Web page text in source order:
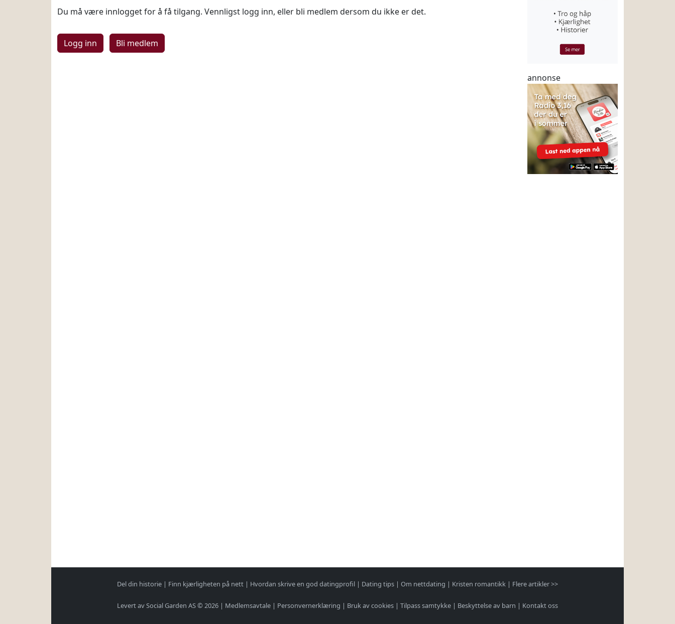
Du må være innlogget for å få tilgang. Vennligst logg inn, eller bli medlem dersom du ikke er det.
Logg inn
annonse
Del din historie | Finn kjærligheten på nett | Hvordan skrive en god datingprofil | Dating tips | Om nettdating | Kristen romantikk | Flere artikler >>
Levert av Social Garden AS © 2026 | Medlemsavtale | Personvernerklæring | Bruk av cookies | Tilpass samtykke | Beskyttelse av barn | Kontakt oss